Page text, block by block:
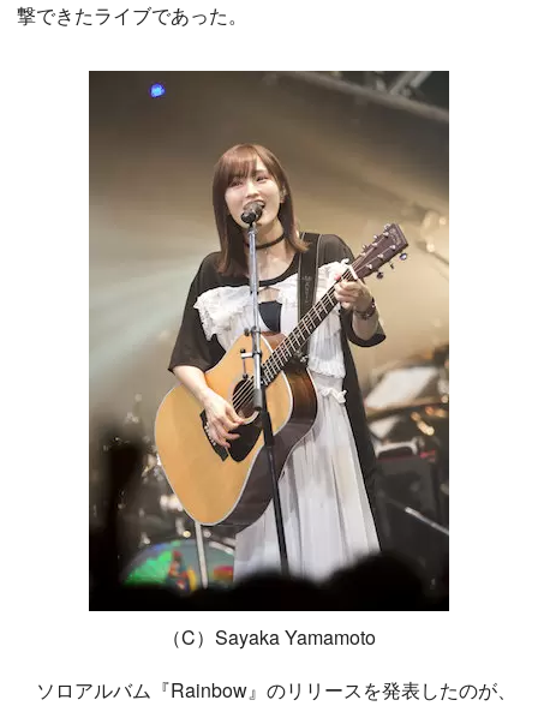
撃できたライブであった。
（C）Sayaka Yamamoto
ソロアルバム『Rainbow』のリリースを発表したのが、